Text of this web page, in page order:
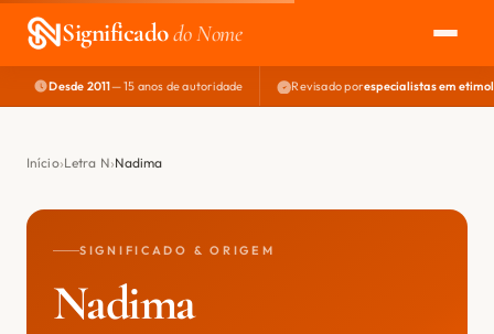
Significadodo Nome
EXPLORAR
NOME PERFEITO
Desde 2011— 15 anos de autoridade Revisado porespecialistas em
Início Letra N Nadima
SIGNIFICADO & ORIGEM
Nadima